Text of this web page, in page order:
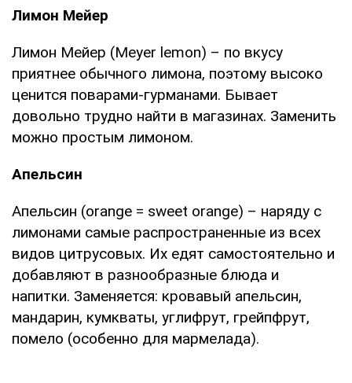
Лимон Мейер
Лимон Мейер (Meyer lemon) – по вкусу
приятнее обычного лимона, поэтому высоко
ценится поварами-гурманами. Бывает
довольно трудно найти в магазинах. Заменить
можно простым лимоном.
Апельсин
Апельсин (orange = sweet orange) – наряду с
лимонами самые распространенные из всех
видов цитрусовых. Их едят самостоятельно и
добавляют в разнообразные блюда и
напитки. Заменяется: кровавый апельсин,
мандарин, кумкваты, углифрут, грейпфрут,
помело (особенно для мармелада).